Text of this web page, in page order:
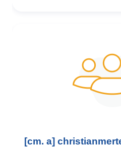
[cm. a]